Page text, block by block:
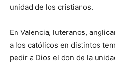
unidad de los cristianos.
En Valencia, luteranos,
a los católicos en distintos
pedir a Dios el don de la